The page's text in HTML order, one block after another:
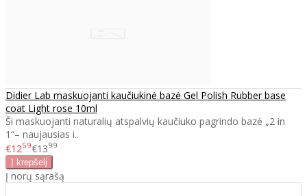
Didier Lab maskuojanti kaučiukinė bazė Gel Polish Rubber base
coat Light rose 10ml
Ši maskuojanti naturalių atspalvių kaučiuko pagrindo bazė „2 in
1“– naujausias i..
€1259€1399
Į norų sąrašą